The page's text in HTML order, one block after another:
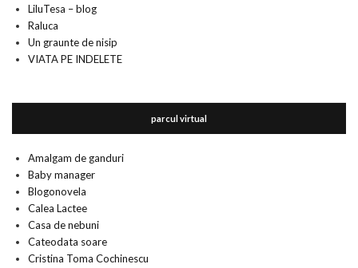
LiluTesa – blog
Raluca
Un graunte de nisip
VIATA PE INDELETE
parcul virtual
Amalgam de ganduri
Baby manager
Blogonovela
Calea Lactee
Casa de nebuni
Cateodata soare
Cristina Toma Cochinescu